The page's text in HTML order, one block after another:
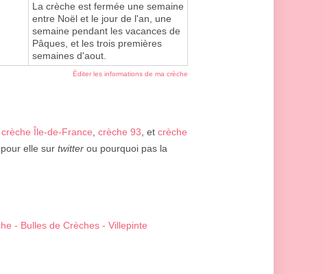
La crèche est fermée une semaine
entre Noël et le jour de l'an, une
semaine pendant les vacances de
Pâques, et les trois premières
semaines d'aout.
Éditer les informations de ma crèche
crèche Île-de-France, crèche 93, et crèche
elle sur twitter ou pourquoi pas la
- Bulles de Crèches - Villepinte